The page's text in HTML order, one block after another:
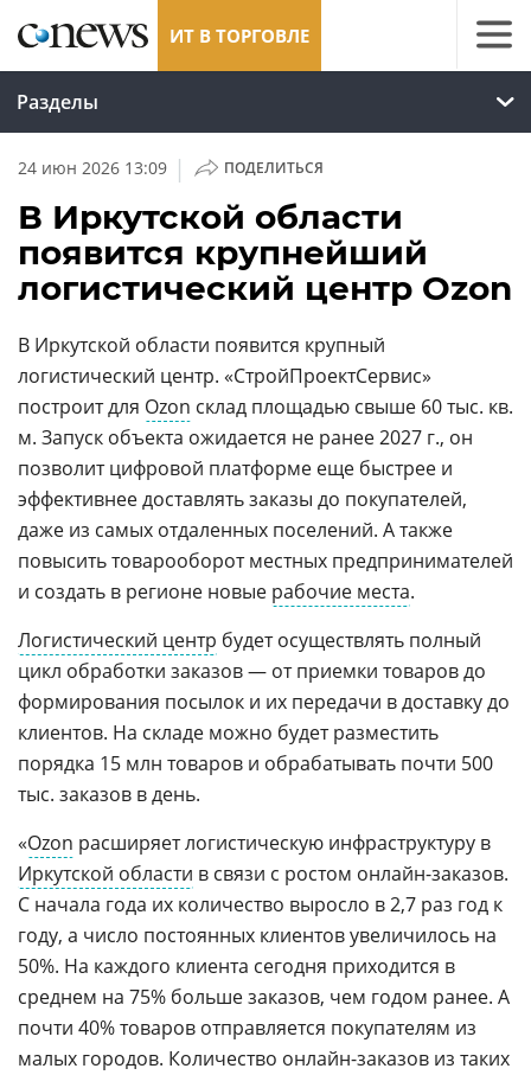
ИТ В ТОРГОВЛЕ
Разделы
24 июн 2026 13:09 | ПОДЕЛИТЬСЯ
В Иркутской области
появится крупнейший
логистический центр Ozon
В Иркутской области появится крупный
логистический центр. «СтройПроектСервис»
построит для Ozon склад площадью свыше 60 тыс. кв.
м. Запуск объекта ожидается не ранее 2027 г., он
позволит цифровой платформе еще быстрее и
эффективнее доставлять заказы до покупателей,
даже из самых отдаленных поселений. А также
повысить товарооборот местных предпринимателей
и создать в регионе новые рабочие места.
Логистический центр будет осуществлять полный
цикл обработки заказов — от приемки товаров до
формирования посылок и их передачи в доставку до
клиентов. На складе можно будет разместить
порядка 15 млн товаров и обрабатывать почти 500
тыс. заказов в день.
«Ozon расширяет логистическую инфраструктуру в
Иркутской области в связи с ростом онлайн-заказов.
С начала года их количество выросло в 2,7 раз год к
году, а число постоянных клиентов увеличилось на
50%. На каждого клиента сегодня приходится в
среднем на 75% больше заказов, чем годом ранее. А
почти 40% товаров отправляется покупателям из
малых городов. Количество онлайн-заказов из таких